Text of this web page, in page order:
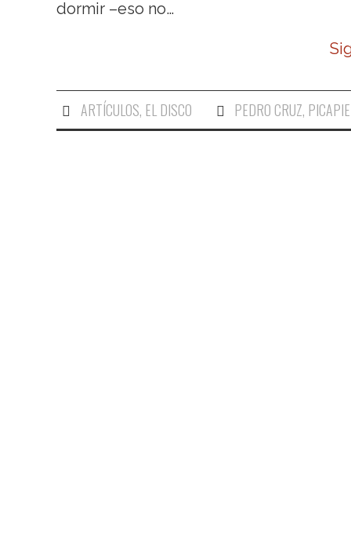
dormir –eso no…
ARTÍCULOS, EL DISCO PEDRO CRUZ,